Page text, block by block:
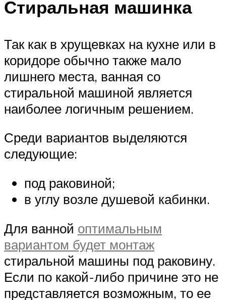
Стиральная машинка
Так как в хрущевках на кухне или в
коридоре обычно также мало
лишнего места, ванная со
стиральной машиной является
наиболее логичным решением.
Среди вариантов выделяются
следующие:
под раковиной;
в углу возле душевой кабинки.
Для ванной оптимальным
вариантом будет монтаж
стиральной машины под раковину.
Если по какой-либо причине это не
представляется возможным, то ее